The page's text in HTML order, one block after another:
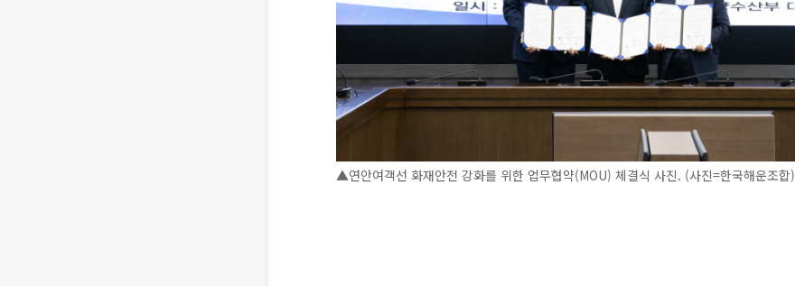
▲연안여객선 화재안전 강화를 위한 업무협약(MOU) 체결식 사진. (사진=한국해운조합)